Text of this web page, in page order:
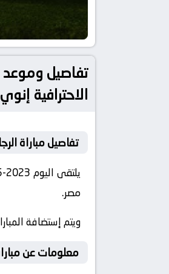
الاحترافية إنوي
تفاصيل مباراة
مصر.
ويتم إستضافة
معلومات عن مباراة